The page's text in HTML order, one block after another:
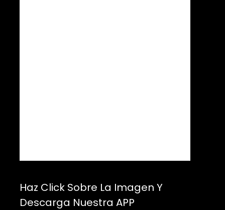
Haz Click Sobre La Imagen Y
Descarga Nuestra APP